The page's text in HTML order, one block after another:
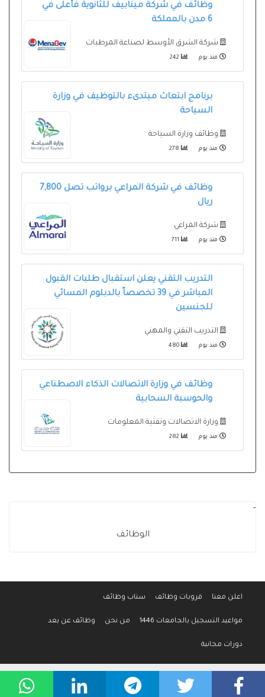
وظائف في شركة مينابيف للثانوية فأعلى في
6 مدن بالمملكة
شركة الشرق الأوسط لصناعة المرطبات
منذ يوم
برنامج ابتعاث مبتدىء بالتوظيف في وزارة
السياحة
وظائف وزارة السياحة
منذ يوم
وظائف في شركة المراعي برواتب تصل 7,800
ريال
شركة المراعي
منذ يوم
التدريب التقني يعلن استقبال طلبات القبول
المباشر في 39 تخصصاً بالدبلوم المسائي
للجنسين
التدريب التقني والمهني
منذ يوم
وظائف في وزارة الاتصالات الذكاء الاصطناعي
والحوسبة السحابية
وزارة الاتصالات وتقنية المعلومات
منذ يوم
-
الوظائف
اعلن معنا قروبات وظائف سناب وظائف
مواعيد التسجيل بالجامعات 1446 من نحن وظائف عن بعد
دورات مجانية
جميع الحقوق محفوظة لموقع وظائف المواطن © 2016-2026
سياسة الخصوصية- إتفاقية الإستخدام